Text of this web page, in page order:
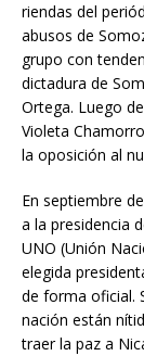
riendas del
abusos de
grupo con
dictadura de
Ortega. Luego
Violeta
la oposición al
En septiembre
a la presidencia
UNO (Unión
elegida
de forma oficial.
nación están
traer la paz a